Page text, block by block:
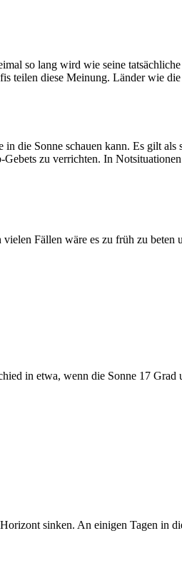
so lang wird wie seine
teilen diese Meinung. Länder wie
die Sonne schauen kann. Es gilt
zu verrichten. In
Fällen wäre es zu früh zu beten
in etwa, wenn die Sonne 17
sinken. An einigen Tagen in